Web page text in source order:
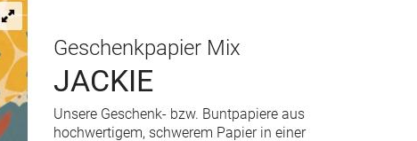
Geschenkpapier Mix
JACKIE
Unsere Geschenk- bzw. Buntpapiere aus
hochwertigem, schwerem Papier in einer